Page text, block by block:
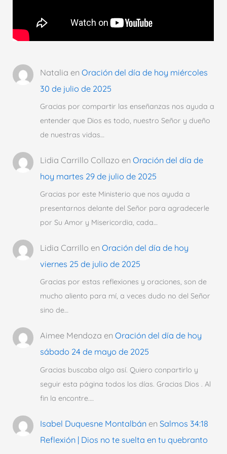
Natalia en Oración del día de hoy miércoles
30 de julio de 2025
Gracias por compartir las enseñanzas nos ayuda a
entender que Dios es todo, nuestro Señor y dueño
de nuestras vidas…
Lidia Carrillo Collazo en Oración del día de
hoy martes 29 de julio de 2025
Gracias por este Ministerio que nos ayuda a
presentarnos delante del Señor para agradecerle
por Su Amor y Misericordia, cada…
Lidia Carrillo en Oración del día de hoy
viernes 25 de julio de 2025
Gracias por estas reflexiones y oraciones, son de
mucho aliento para mí, a veces dudo no del Señor
sino de…
Aimee Mendoza en Oración del día de hoy
sábado 24 de mayo de 2025
Gracias buscaba algo así. Quiero conpartirlo y
seguir esta página todos los días. Gracias Dios . Al
fin la encontre.…
Isabel Duquesne Montalbánen Salmos 34:18
Reflexión | Dios no te suelta en tu quebranto